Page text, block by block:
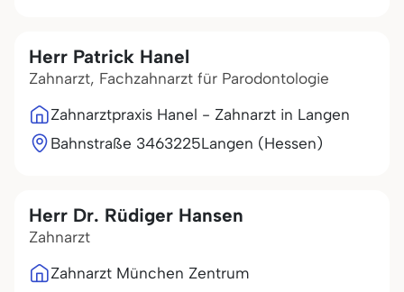
Herr Patrick Hanel
Zahnarzt, Fachzahnarzt für Parodontologie
Zahnarztpraxis Hanel - Zahnarzt in Langen
Bahnstraße 3463225Langen (Hessen)
Herr Dr. Rüdiger Hansen
Zahnarzt
Zahnarzt München Zentrum